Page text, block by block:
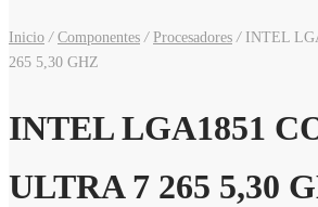
Inicio / Componentes / Procesadores /INTEL
265 5,30 GHZ
INTEL LGA1851
ULTRA 7 265 5,30